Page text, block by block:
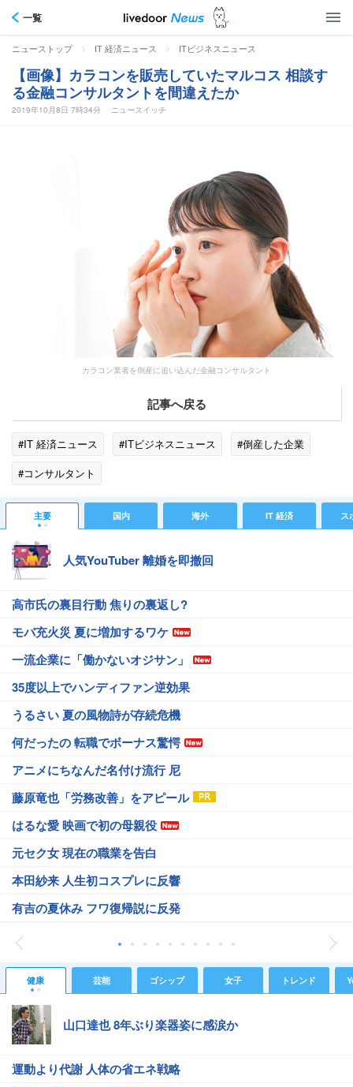
一覧
ニューストップ > IT 経済ニュース > ITビジネスニュース
【画像】カラコンを販売していたマルコス 相談す
る金融コンサルタントを間違えたか
2019年10月8日 7時34分 ニュースイッチ
カラコン業者を倒産に追い込んだ金融コンサルタント
記事へ戻る
#IT 経済ニュース #ITビジネスニュース
#倒産した企業
#コンサルタント
主要 国内 海外 IT 経済 ス
人気YouTuber 離婚を即撤回
高市氏の裏目行動 焦りの裏返し?
モバ充火災 夏に増加するワケ
一流企業に「働かないオジサン」
35度以上でハンディファン逆効果
うるさい 夏の風物詩が存続危機
何だったの 転職でボーナス驚愕
アニメにちなんだ名付け流行 尼
藤原竜也「労務改善」をアピール
はるな愛 映画で初の母親役
元セク女 現在の職業を告白
本田紗来 人生初コスプレに反響
有吉の夏休み フワ復帰説に反発
健康 芸能 ゴシップ 女子 トレンド
山口達也 8年ぶり楽器姿に感涙か
運動より代謝 人体の省エネ戦略